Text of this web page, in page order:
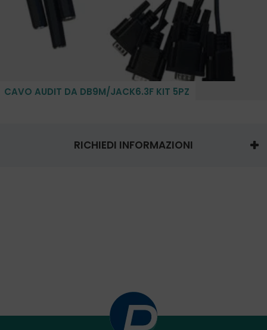
CAVO AUDIT DA DB9M/JACK6.3F KIT 5PZ
RICHIEDI INFORMAZIONI